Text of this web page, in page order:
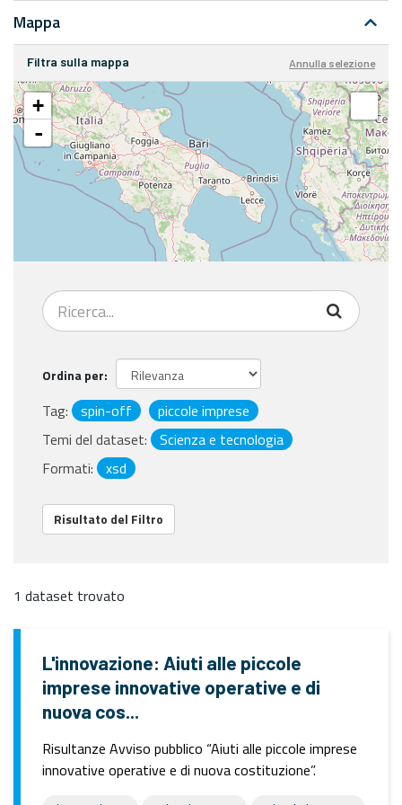
Mappa
Filtra sulla mappa Annulla selezione
+
-
Ordina per
Tag: spin-off
piccole imprese
Temi del dataset:
Scienza e tecnologia
Formati:
xsd
Risultato del Filtro
1 dataset trovato
L'innovazione: Aiuti alle piccole
imprese innovative operative e di
nuova cos...
Risultanze Avviso pubblico “Aiuti alle piccole imprese
innovative operative e di nuova costituzione”.